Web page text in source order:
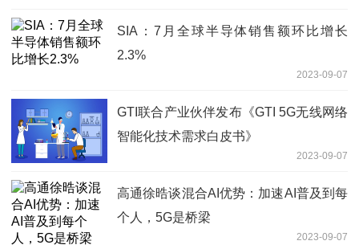
SIA：7月全球半导体销售额环比增长
2.3%
2023-09-07
GTI联合产业伙伴发布《GTI 5G无线网络
智能化技术需求白皮书》
2023-09-07
高通徐晧谈混合AI优势：加速AI普及到每
个人，5G是桥梁
2023-09-07